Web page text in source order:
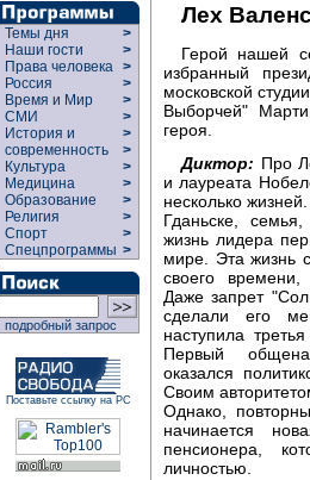
Темы дня
>
Наши гости
>
Права человека >
Россия
>
Время и Мир
>
СМИ
>
История и
современность
>
>
Культура
>
Медицина
>
Образование
>
Религия
>
Спорт
>
Спецпрограммы >
подробный запрос
Поставьте ссылку на РС
Лех
Герой нашей
избранный
московской
Выборчей"
героя.
Диктор: Про
и лауреата
несколько
Гданьске,
жизнь лидера
мире. Эта жизнь
своего
Даже запрет
сделали его
наступила
Первый
оказался
Своим
Однако,
начинается
пенсионера,
личностью.